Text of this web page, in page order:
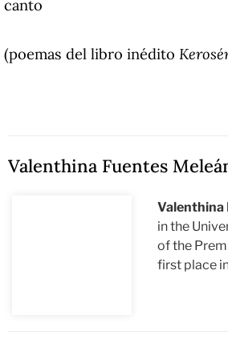
canto
(poemas del libro inédito
Valenthina Fuentes
Valenthina
in the
of the
first place